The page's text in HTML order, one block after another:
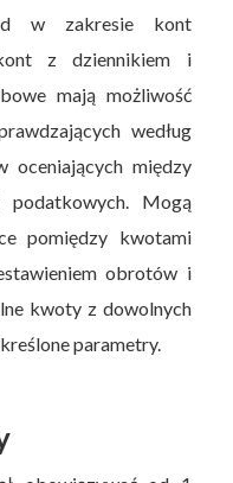
w zakresie kont
z dziennikiem i
mają możliwość
według
oceniających między
podatkowych. Mogą
pomiędzy kwotami
obrotów i
kwoty z dowolnych
parametry.